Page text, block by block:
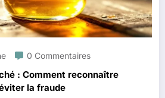
0 Commentaires
: Comment reconnaître
la fraude